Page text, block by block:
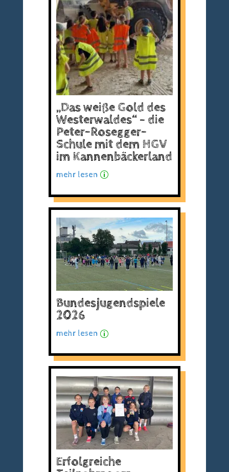
„Das weiße Gold des
Westerwaldes“ – die
Peter-Rosegger-
Schule mit dem HGV
im Kannenbäckerland
mehr lesen p
Bundesjugendspiele
2026
mehr lesen p
Erfolgreiche